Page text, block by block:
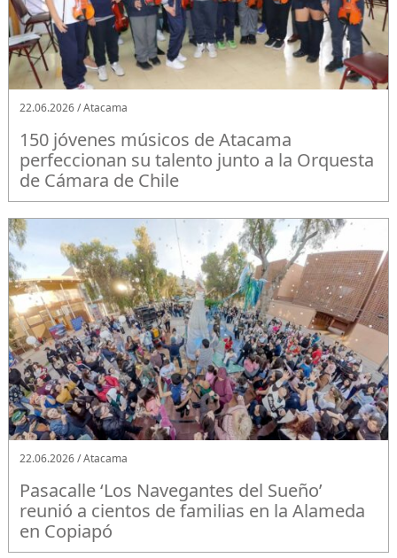
22.06.2026 / Atacama
150 jóvenes músicos de Atacama
perfeccionan su talento junto a la Orquesta
de Cámara de Chile
22.06.2026 / Atacama
Pasacalle ‘Los Navegantes del Sueño’
reunió a cientos de familias en la Alameda
en Copiapó